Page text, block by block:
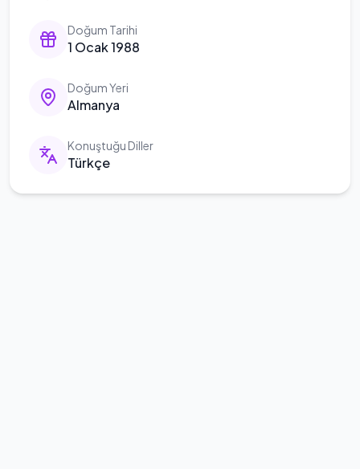
Doğum Tarihi
1 Ocak 1988
Doğum Yeri
Almanya
Konuştuğu Diller
Türkçe